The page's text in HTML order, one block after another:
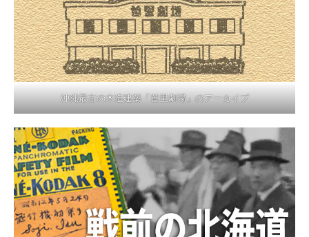
沖縄最古の木造建築「首里劇場」のアーカイブ